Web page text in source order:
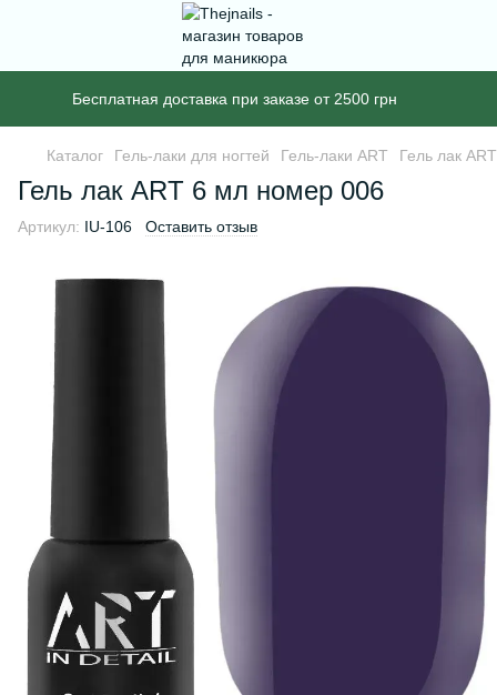
Бесплатная доставка при заказе от 2500 грн
Каталог Гель-лаки для ногтей Гель-лаки ART Гель лак
Гель лак ART 6 мл номер 006
Артикул: IU-106 Оставить отзыв